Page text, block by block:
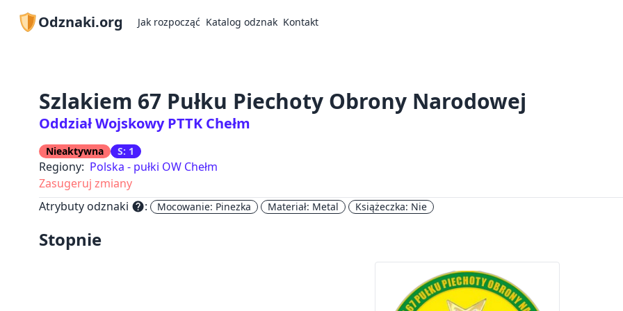
Odznaki.org Jak rozpocząć Katalog odznak Kontakt
Szlakiem 67 Pułku Piechoty Obrony Narodowej
Oddział Wojskowy PTTK Chełm
Nieaktywna S: 1
Regiony: Polska - pułki OW Chełm
Zasugeruj zmiany
Atrybuty odznaki help: Mocowanie: Pinezka Materiał: Metal Książeczka: Nie
Stopnie